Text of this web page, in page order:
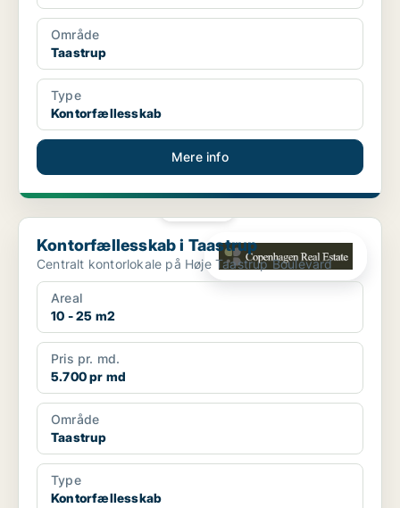
Område
Taastrup
Type
Kontorfællesskab
Mere info
Kontorfællesskab i Taastrup
Kontorfællesskab i Taastrup
Centralt kontorlokale på Høje Taastrup Boulevard
Areal
10 - 25 m2
Pris pr. md.
5.700 pr md
Område
Taastrup
Type
Kontorfællesskab